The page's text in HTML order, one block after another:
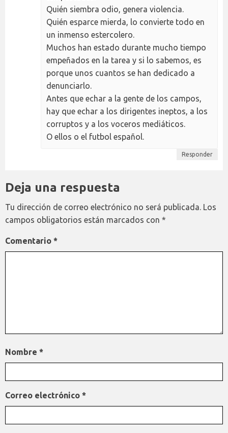
Quién siembra odio, genera violencia.
Quién esparce mierda, lo convierte todo en
un inmenso estercolero.
Muchos han estado durante mucho tiempo
empeñados en la tarea y si lo sabemos, es
porque unos cuantos se han dedicado a
denunciarlo.
Antes que echar a la gente de los campos,
hay que echar a los dirigentes ineptos, a los
corruptos y a los voceros mediáticos.
O ellos o el futbol español.
Responder
Deja una respuesta
Tu dirección de correo electrónico no será publicada. Los
campos obligatorios están marcados con *
Comentario *
Nombre *
Correo electrónico *